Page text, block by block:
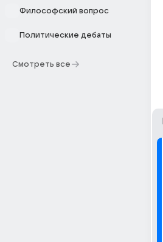
Философский вопрос
Политические дебаты
Смотреть все